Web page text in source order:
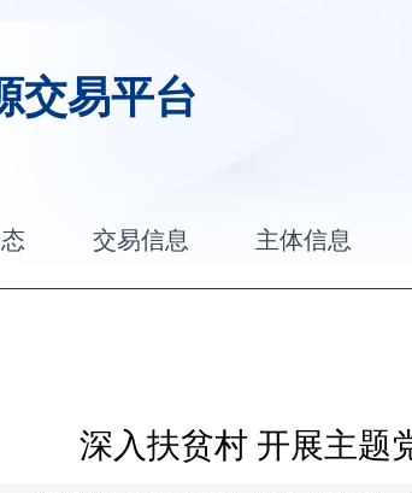
交易平台
交易信息 主体信息
深入扶贫村 开展主题